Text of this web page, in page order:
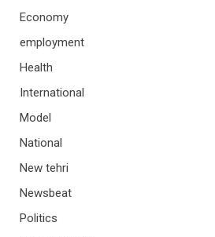
Economy
employment
Health
International
Model
National
New tehri
Newsbeat
Politics